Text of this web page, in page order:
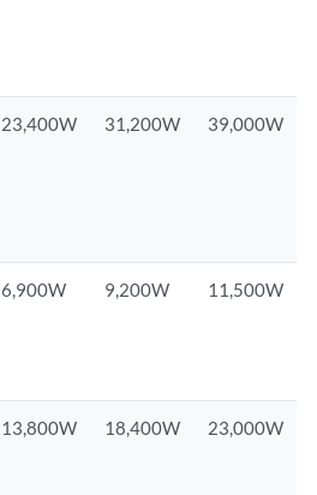
23,400W 31,200W 39,000W
6,900W 9,200W 11,500W
13,800W 18,400W 23,000W